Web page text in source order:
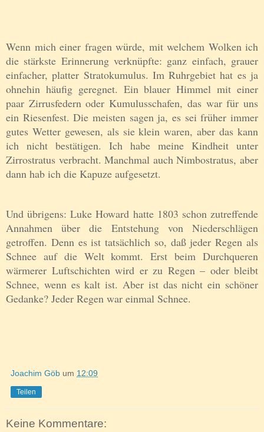
Wenn mich einer fragen würde, mit welchem Wolken ich
die stärkste Erinnerung verknüpfte: ganz einfach, grauer
einfacher, platter Stratokumulus. Im Ruhrgebiet hat es ja
ohnehin häufig geregnet. Ein blauer Himmel mit einer
paar Zirrusfedern oder Kumulusschafen, das war für uns
ein Riesenfest. Die meisten sagen ja, es sei früher immer
gutes Wetter gewesen, als sie klein waren, aber das kann
ich nicht bestätigen. Ich habe meine Kindheit unter
Zirrostratus verbracht. Manchmal auch Nimbostratus, aber
dann hab ich die Kapuze aufgesetzt.
Und übrigens: Luke Howard hatte 1803 schon zutreffende
Annahmen über die Entstehung von Niederschlägen
getroffen. Denn es ist tatsächlich so, daß jeder Regen als
Schnee auf die Welt kommt. Erst beim Durchqueren
wärmerer Luftschichten wird er zu Regen – oder bleibt
Schnee, wenn es kalt ist. Aber ist das nicht ein schöner
Gedanke? Jeder Regen war einmal Schnee.
Joachim Göb um 12:09
Teilen
Keine Kommentare: